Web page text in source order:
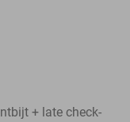
+ late check-